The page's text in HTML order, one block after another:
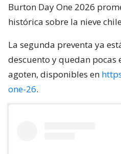
Burton Day One 2026
histórica sobre la nieve
La segunda preventa ya
descuento y quedan pocas
agoten, disponibles en
one-26.